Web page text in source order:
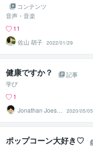
コンテンツ
音声・音楽
11
佐山 胡子 2022/01/29
健康ですか？
記事
学び
1
Jonathan Joeste
2020/05/05
ポップコーン大好き♡